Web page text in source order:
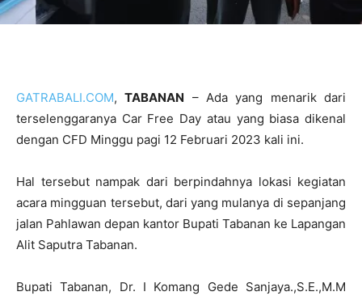
GATRABALI.COM,TABANAN – Ada yang menarik dari
terselenggaranya Car Free Day atau yang biasa dikenal
dengan CFD Minggu pagi 12 Februari 2023 kali ini.
Hal tersebut nampak dari berpindahnya lokasi kegiatan
acara mingguan tersebut, dari yang mulanya di sepanjang
jalan Pahlawan depan kantor Bupati Tabanan ke Lapangan
Alit Saputra Tabanan.
Bupati Tabanan, Dr. I Komang Gede Sanjaya.,S.E.,M.M